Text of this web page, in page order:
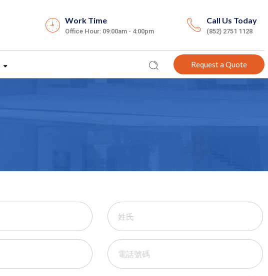
Work Time
Office Hour: 09:00am - 4:00pm
Call Us Today
(852) 2751 1128
Request a Quote